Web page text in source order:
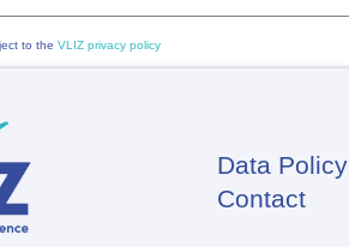
to the VLIZ privacy policy
Footer
Data Policy
Contact